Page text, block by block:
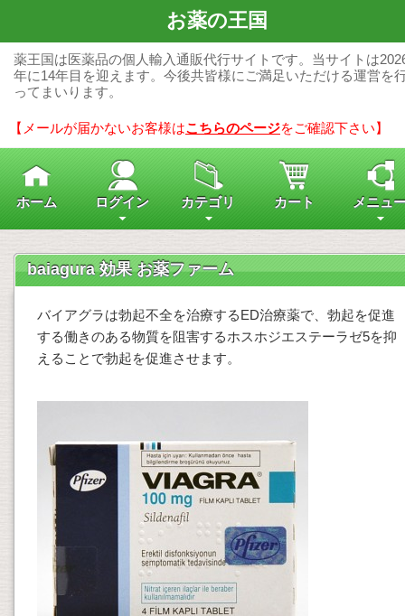
お薬の王国
薬王国は医薬品の個人輸入通販代行サイトです。当サイトは
年に14年目を迎えます。今後共皆様にご満足いただける運営を
ってまいります。
【メールが届かないお客様はこちらのページをご確認下さい】
ホーム ログイン カテゴリ カート メニュ
baiagura 効果 お薬ファーム
バイアグラは勃起不全を治療するED治療薬で、勃起を促進
する働きのある物質を阻害するホスホジエステーラゼ5を抑
えることで勃起を促進させます。